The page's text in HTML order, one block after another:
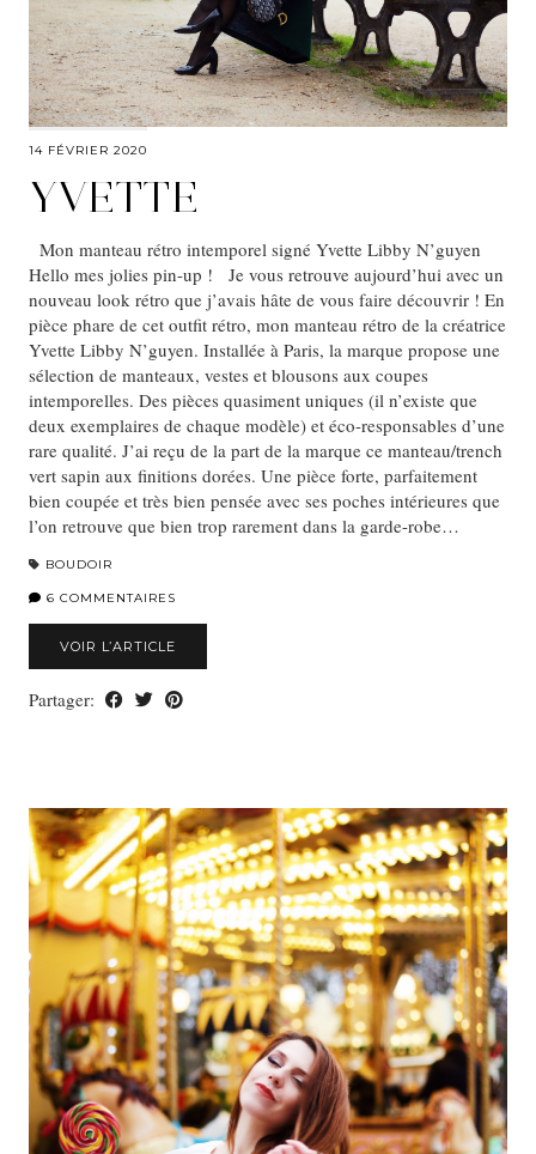
14 FÉVRIER 2020
YVETTE
Mon manteau rétro intemporel signé Yvette Libby N’guyen
Hello mes jolies pin-up ! Je vous retrouve aujourd’hui avec un
nouveau look rétro que j’avais hâte de vous faire découvrir ! En
pièce phare de cet outfit rétro, mon manteau rétro de la créatrice
Yvette Libby N’guyen. Installée à Paris, la marque propose une
sélection de manteaux, vestes et blousons aux coupes
intemporelles. Des pièces quasiment uniques (il n’existe que
deux exemplaires de chaque modèle) et éco-responsables d’une
rare qualité. J’ai reçu de la part de la marque ce manteau/trench
vert sapin aux finitions dorées. Une pièce forte, parfaitement
bien coupée et très bien pensée avec ses poches intérieures que
l’on retrouve que bien trop rarement dans la garde-robe…
BOUDOIR
6 COMMENTAIRES
VOIR L’ARTICLE
Partager: